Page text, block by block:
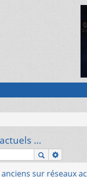
...
sur réseaux